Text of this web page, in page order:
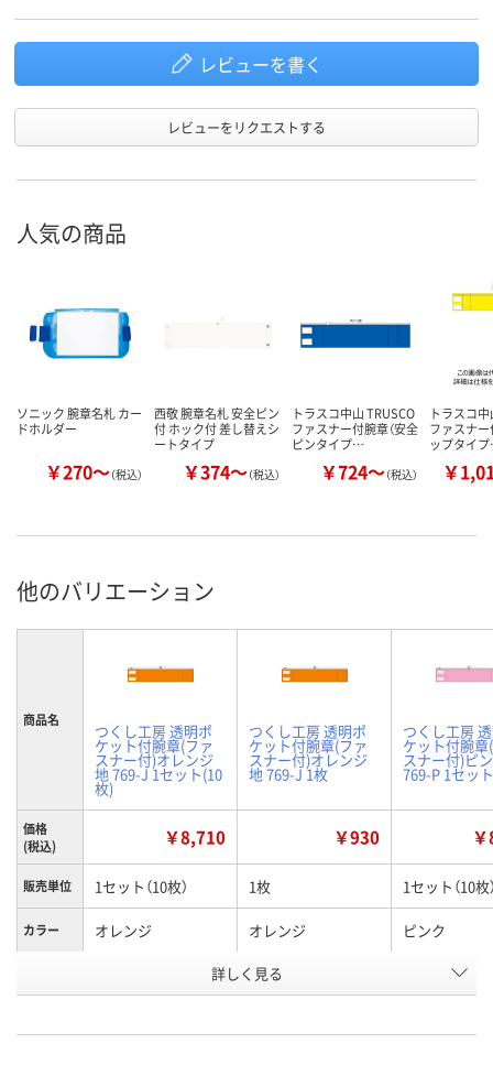
レビューを書く
レビューをリクエストする
人気の商品
ソニック 腕章名札 カー
ドホルダー
￥270～（税込）
西敬 腕章名札 安全ピン
付 ホック付 差し替えシ
ートタイプ
￥374～（税込）
トラスコ中山 TRUSCO
ファスナー付腕章（安全
ピンタイプ…
￥724～（税込）
トラスコ
ファスナー
ップタイ
￥
他のバリエーション
商品名
つくし工房 透明ポ
ケット付腕章(ファ
スナー付)オレンジ
地 769-J 1セット(10
枚)
つくし工房 透明ポ
ケット付腕章(ファ
スナー付)オレンジ
地 769-J 1枚
つくし工房
ケット付腕章
スナー付)ピ
769-P 1セッ
価格
(税込)
￥8,710 ￥930
販売単位 1セット（10枚） 1枚 1セット（10枚
カラー オレンジ オレンジ ピンク
EX64571 E716341
詳しく見る